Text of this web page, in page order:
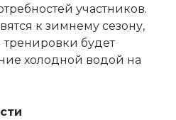
участников.
к зимнему сезону,
будет
холодной водой на